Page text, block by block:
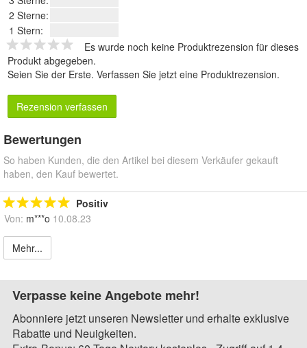
2 Sterne:
1 Stern:
Es wurde noch keine Produktrezension für dieses
Produkt abgegeben.
Seien Sie der Erste. Verfassen Sie jetzt eine Produktrezension.
Rezension verfassen
Bewertungen
So haben Kunden, die den Artikel bei diesem Verkäufer gekauft
haben, den Kauf bewertet.
Positiv
Von: m***o 10.08.23
Mehr...
Verpasse keine Angebote mehr!
Abonniere jetzt unseren Newsletter und erhalte exklusive
Rabatte und Neuigkeiten.